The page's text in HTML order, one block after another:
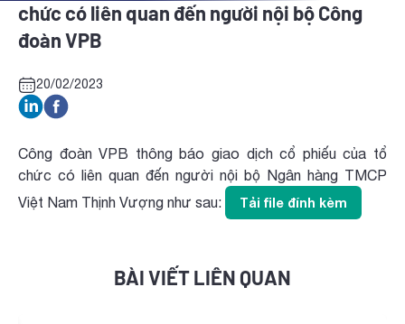
chức có liên quan đến người nội bộ Công
đoàn VPB
20/02/2023
Công đoàn VPB thông báo giao dịch cổ phiếu của tổ
chức có liên quan đến người nội bộ Ngân hàng TMCP
Việt Nam Thịnh Vượng như sau:
Tải file đính kèm
BÀI VIẾT LIÊN QUAN